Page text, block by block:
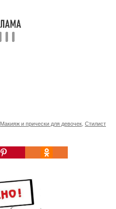
Макияж и прически для девочек Стилист